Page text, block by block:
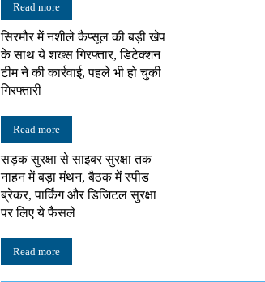
Read more
सिरमौर में नशीले कैप्सूल की बड़ी खेप
के साथ ये शख्स गिरफ्तार, डिटेक्शन
टीम ने की कार्रवाई, पहले भी हो चुकी
गिरफ्तारी
Read more
सड़क सुरक्षा से साइबर सुरक्षा तक
नाहन में बड़ा मंथन, बैठक में स्पीड
ब्रेकर, पार्किंग और डिजिटल सुरक्षा
पर लिए ये फैसले
Read more